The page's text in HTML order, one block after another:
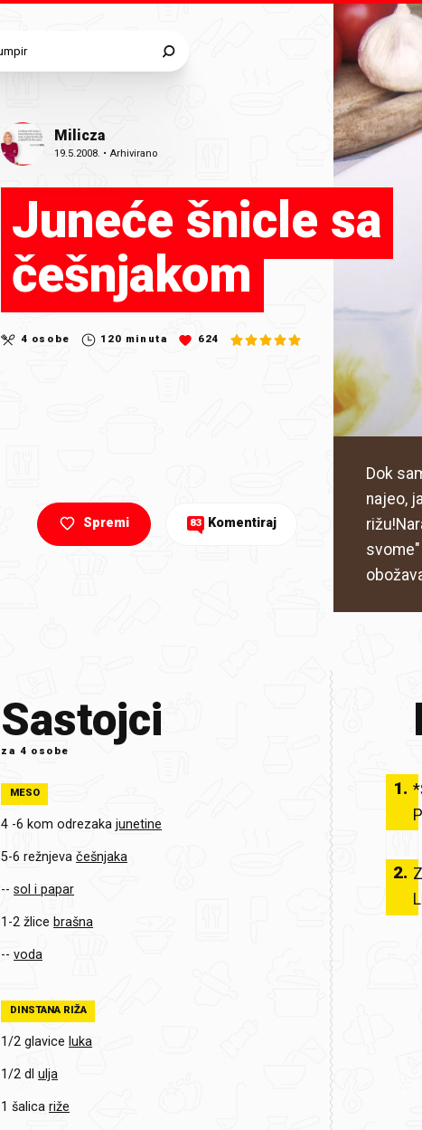
Milicza
19.5.2008. •Arhivirano
Juneće šnicle sa
češnjakom
4 osobe 120 minuta 624
Dok
najeo,
Spremi 83 Komentiraj
Sastojci
za 4 osobe
MESO
4 -6 kom odrezaka junetine
5-6 režnjeva češnjaka
-- sol i papar
1-2 žlice brašna
-- voda
DINSTANA RIŽA
1/2 glavice luka
1/2 dl ulja
1 šalica riže
1.
2.